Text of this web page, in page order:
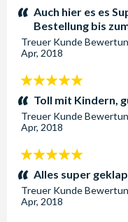
Sterne:Auch hier es es
Bestellung bis
Treuer Kunde
Apr, 2018
5
Sterne:
Toll mit Kindern,
Treuer Kunde
Apr, 2018
5
Sterne:Alles super
Treuer Kunde
Apr, 2018